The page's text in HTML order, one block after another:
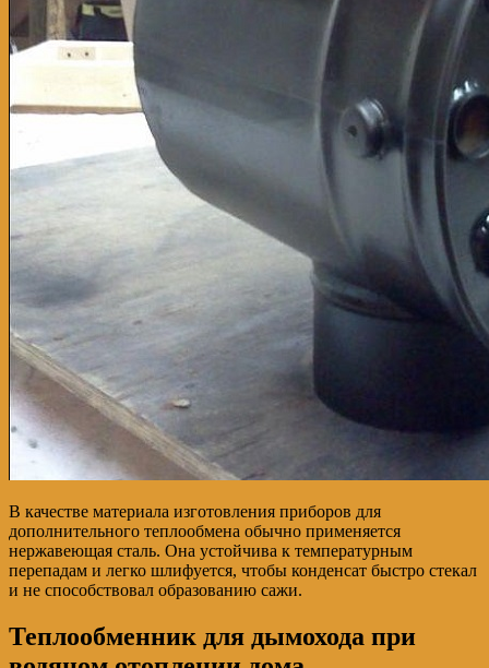
В качестве материала изготовления приборов для
дополнительного теплообмена обычно применяется
нержавеющая сталь. Она устойчива к температурным
перепадам и легко шлифуется, чтобы конденсат быстро стекал
и не способствовал образованию сажи.
Теплообменник для дымохода при